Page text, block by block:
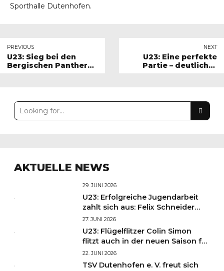
Sporthalle Dutenhofen.
PREVIOUS
U23: Sieg bei den
Bergischen Panthern –
NEXT
U23: Eine perfekte
Partie – deutlicher
AKTUELLE NEWS
29. JUNI 2026
U23: Erfolgreiche Jugendarbeit
zahlt sich aus: Felix Schneider
und Finn Krumbiegel starten in
Liga 3!
27. JUNI 2026
U23: Flügelflitzer Colin Simon
flitzt auch in der neuen Saison für
die HSG!
22. JUNI 2026
TSV Dutenhofen e. V. freut sich